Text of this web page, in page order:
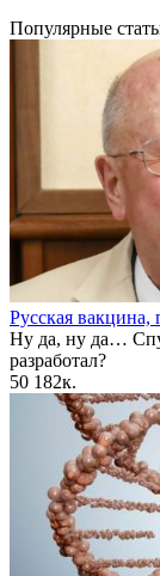
Популярные
Русская вакцина,
Ну да, ну да…
разработал?
50 182к.